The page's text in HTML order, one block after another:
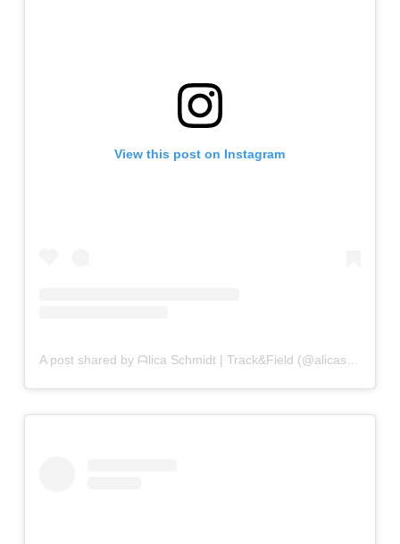
View this post on Instagram
A post shared by ᗩlica Ѕchmidt | Track&Field (@alicasmd)